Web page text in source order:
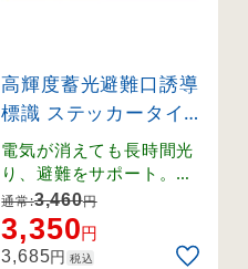
高輝度蓄光避難口誘導
標識 ステッカータイプ
蓄光LE-18シリーズ 左
右矢印 (71803)
電気が消えても長時間光
り、避難をサポート。離
けい紙をはがして貼るだ
けの便利なステッカータ
イプです。
通常:3,460円
3,350円
3,685円 税込